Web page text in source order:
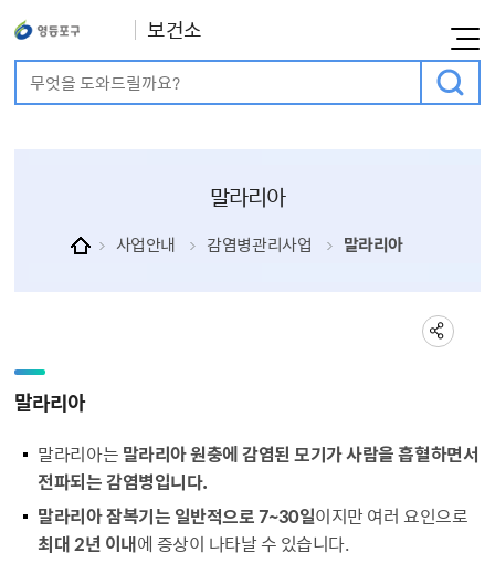
보건소
통합검색검색어 입력
말라리아
사업안내 감염병관리사업 말라리아
말라리아
말라리아는 말라리아 원충에 감염된 모기가 사람을 흡혈하면서
전파되는 감염병입니다.
말라리아 잠복기는 일반적으로 7~30일이지만 여러 요인으로
최대 2년 이내에 증상이 나타날 수 있습니다.